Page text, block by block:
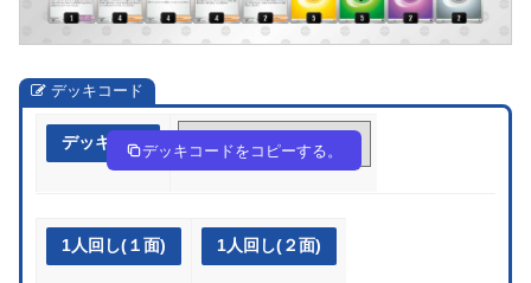
デッキコード
デッキ作成 x88cGc-t3BSMQ-cY44xY
デッキコードをコピーする。
1人回し(１面) 1人回し(２面)